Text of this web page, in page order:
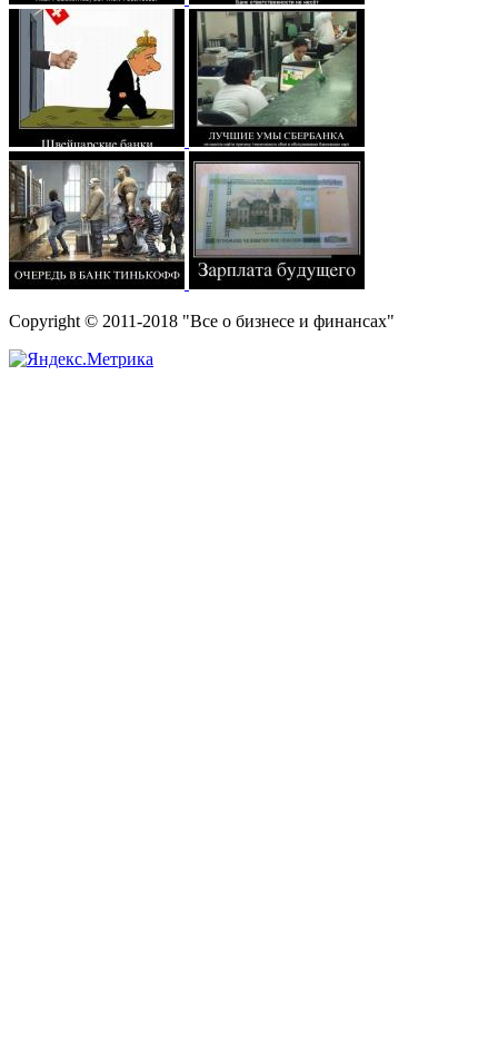
Copyright © 2011-2018 "Все о бизнесе и финансах"